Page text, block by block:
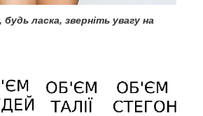
будь ласка, зверніть увагу на